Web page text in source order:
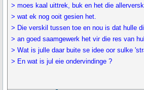
> moes kaal uittrek, buk en het die
> wat ek nog ooit gesien het.
> Die verskil tussen toe en nou is dat hulle
> an goed saamgewerk het vir die res van
> Wat is julle daar buite se idee oor sulke
> En wat is jul eie ondervindinge ?